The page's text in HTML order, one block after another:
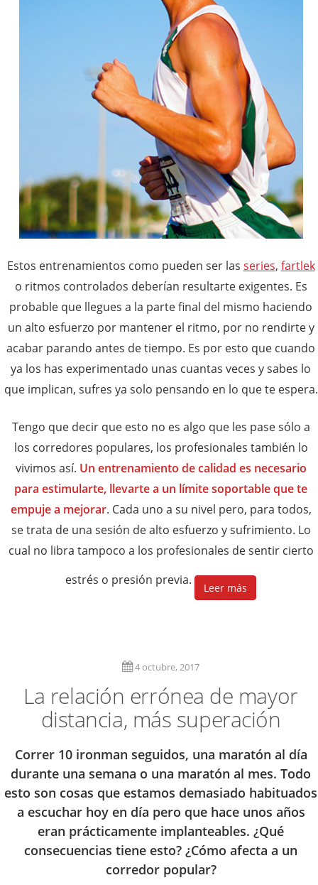
Estos entrenamientos como pueden ser las series, fartlek
o ritmos controlados deberían resultarte exigentes. Es
probable que llegues a la parte final del mismo haciendo
un alto esfuerzo por mantener el ritmo, por no rendirte y
acabar parando antes de tiempo. Es por esto que cuando
ya los has experimentado unas cuantas veces y sabes lo
que implican, sufres ya solo pensando en lo que te espera.
Tengo que decir que esto no es algo que les pase sólo a
los corredores populares, los profesionales también lo
vivimos así. Un entrenamiento de calidad es necesario
para estimularte, llevarte a un límite soportable que te
empuje a mejorar. Cada uno a su nivel pero, para todos,
se trata de una sesión de alto esfuerzo y sufrimiento. Lo
cual no libra tampoco a los profesionales de sentir cierto
estrés o presión previa.
Leer más
4 octubre, 2017
La relación errónea de mayor
distancia, más superación
Correr 10 ironman seguidos, una maratón al día
durante una semana o una maratón al mes. Todo
esto son cosas que estamos demasiado habituados
a escuchar hoy en día pero que hace unos años
eran prácticamente implanteables. ¿Qué
consecuencias tiene esto? ¿Cómo afecta a un
corredor popular?